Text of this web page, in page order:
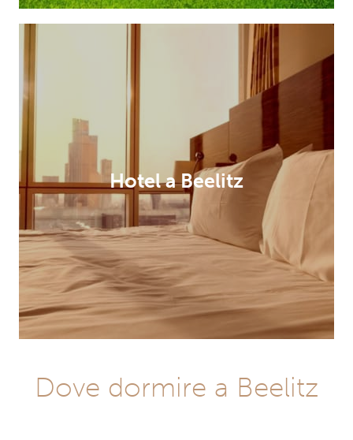
Hotel a Beelitz
Dove dormire a Beelitz